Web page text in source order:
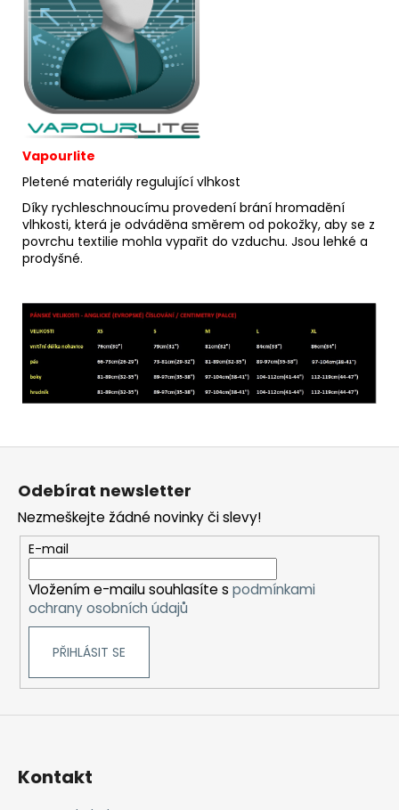
Vapourlite
Pletené materiály regulující vlhkost
Díky rychleschnoucímu provedení brání hromadění
vlhkosti, která je odváděna směrem od pokožky, aby se z
povrchu textilie mohla vypařit do vzduchu. Jsou lehké a
prodyšné.
Odebírat newsletter
Nezmeškejte žádné novinky či slevy!
E-mail
Vložením e-mailu souhlasíte s podmínkami
ochrany osobních údajů
PŘIHLÁSIT SE
Kontakt